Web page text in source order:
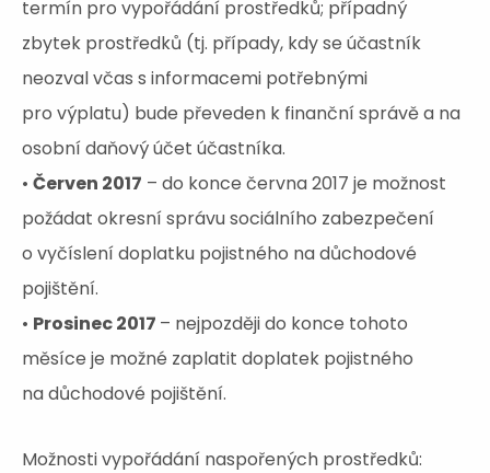
termín pro vypořádání prostředků; případný
zbytek prostředků (tj. případy, kdy se účastník
neozval včas s informacemi potřebnými
pro výplatu) bude převeden k finanční správě a na
osobní daňový účet účastníka.
• Červen 2017 – do konce června 2017 je možnost
požádat okresní správu sociálního zabezpečení
o vyčíslení doplatku pojistného na důchodové
pojištění.
• Prosinec 2017 – nejpozději do konce tohoto
měsíce je možné zaplatit doplatek pojistného
na důchodové pojištění.
Možnosti vypořádání naspořených prostředků: